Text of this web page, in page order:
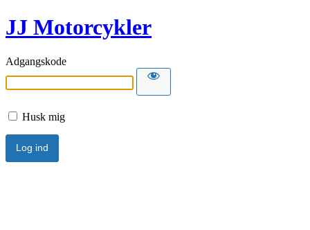
JJ Motorcykler
Adgangskode
Husk mig